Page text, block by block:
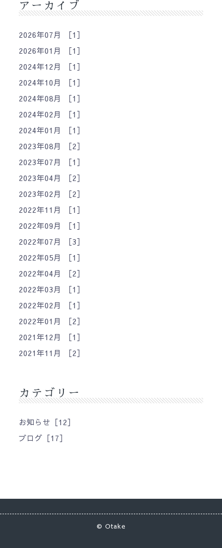
アーカイブ
2026年07月 ［1］
2026年01月 ［1］
2024年12月 ［1］
2024年10月 ［1］
2024年08月 ［1］
2024年02月 ［1］
2024年01月 ［1］
2023年08月 ［2］
2023年07月 ［1］
2023年04月 ［2］
2023年02月 ［2］
2022年11月 ［1］
2022年09月 ［1］
2022年07月 ［3］
2022年05月 ［1］
2022年04月 ［2］
2022年03月 ［1］
2022年02月 ［1］
2022年01月 ［2］
2021年12月 ［1］
2021年11月 ［2］
カテゴリー
お知らせ［12］
ブログ［17］
© Otake